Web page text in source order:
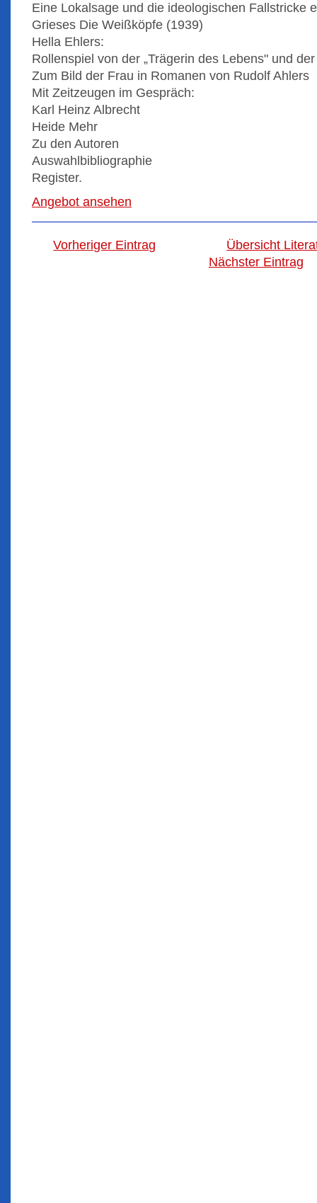
Eine Lokalsage und die ideologischen Fallstricke
Grieses Die Weißköpfe (1939)
Hella Ehlers:
Rollenspiel von der „Trägerin des Lebens" und
Zum Bild der Frau in Romanen von Rudolf Ahlers
Mit Zeitzeugen im Gespräch:
Karl Heinz Albrecht
Heide Mehr
Zu den Autoren
Auswahlbibliographie
Register .
Angebot ansehen
Vorheriger Eintrag
Übersicht
Nächster Eintrag